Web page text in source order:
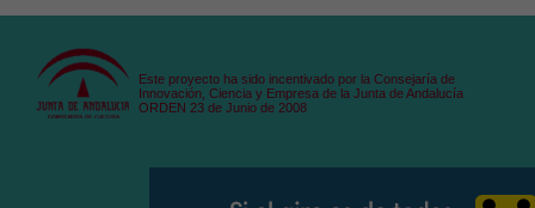
Este proyecto ha sido incentivado por la Consejaría de
Innovación, Ciencia y Empresa de la Junta de Andalucía
ORDEN 23 de Junio de 2008